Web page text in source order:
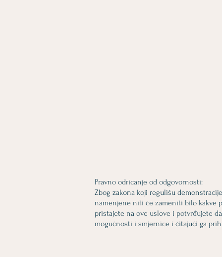
Pravno odricanje od odgovornosti:
Zbog zakona koji regulišu
namenjene niti će zameniti bilo kakve
pristajete na ove uslove i potvrđujete
mogućnosti i smjernice i čitajući ga